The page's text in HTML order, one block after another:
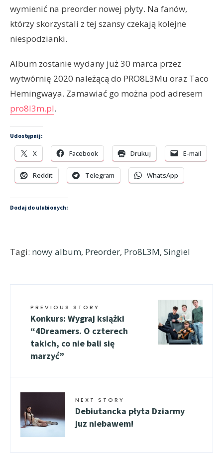
wymienić na preorder nowej płyty. Na fanów,
którzy skorzystali z tej szansy czekają kolejne
niespodzianki.
Album zostanie wydany już 30 marca przez
wytwórnię 2020 należącą do PRO8L3Mu oraz Taco
Hemingwaya. Zamawiać go można pod adresem
pro8l3m.pl.
Udostępnij:
X Facebook Drukuj E-mail
Reddit Telegram WhatsApp
Dodaj do ulubionych:
Tagi: nowy album, Preorder, Pro8L3M, Singiel
PREVIOUS STORY
Konkurs: Wygraj książki
“4Dreamers. O czterech
takich, co nie bali się
marzyć”
NEXT STORY
Debiutancka płyta Dziarmy
juz niebawem!